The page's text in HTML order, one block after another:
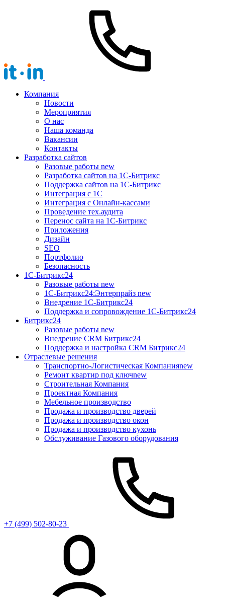
Компания
Новости
Мероприятия
О нас
Наша команда
Вакансии
Контакты
Разработка сайтов
Разовые работы new
Разработка сайтов на 1С-Битрикс
Поддержка сайтов на 1С-Битрикс
Интеграция с 1С
Интеграция с Онлайн-кассами
Проведение тех.аудита
Перенос сайта на 1С-Битрикс
Приложения
Дизайн
SEO
Портфолио
Безопасность
1C-Битрикс24
Разовые работы new
1С-Битрикс24:Энтерпрайз new
Внедрение 1C-Битрикс24
Поддержка и сопровождение 1С-Битрикс24
Битрикс24
Разовые работы new
Внедрение CRM Битрикс24
Поддержка и настройка CRM Битрикс24
Отраслевые решения
Транспортно-Логистическая Компанияnew
Ремонт квартир под ключnew
Строительная Компания
Проектная Компания
Мебельное производство
Продажа и производство дверей
Продажа и производство окон
Продажа и производство кухонь
Обслуживание Газового оборудования
+7 (499) 502-80-23